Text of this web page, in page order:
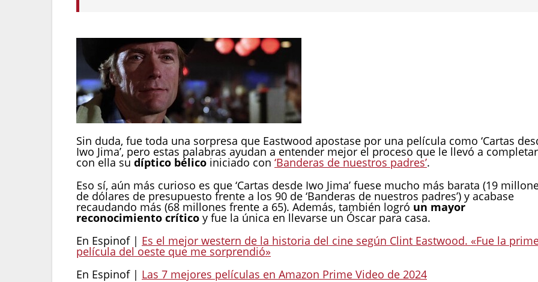
Sin duda, fue toda una sorpresa que Eastwood apostase por una película como ‘Cartas
Iwo Jima’, pero estas palabras ayudan a entender mejor el proceso que le llevó a completar
con ella su díptico bélico iniciado con ‘Banderas de nuestros padres’.
Eso sí, aún más curioso es que ‘Cartas desde Iwo Jima’ fuese mucho más barata (19
de dólares de presupuesto frente a los 90 de ‘Banderas de nuestros padres’) y acabase
recaudando más (68 millones frente a 65). Además, también logró un mayor
reconocimiento crítico y fue la única en llevarse un Óscar para casa.
En Espinof | Es el mejor western de la historia del cine según Clint Eastwood. «Fue la
película del oeste que me sorprendió»
En Espinof | Las 7 mejores películas en Amazon Prime Video de 2024